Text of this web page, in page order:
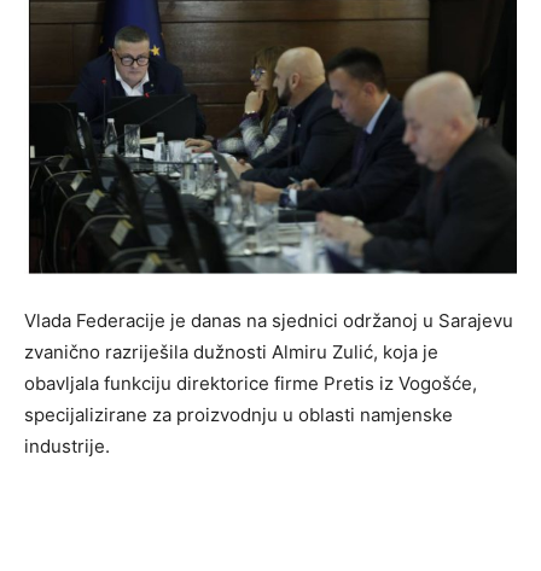
Vlada Federacije je danas na sjednici održanoj u Sarajevu
zvanično razriješila dužnosti Almiru Zulić, koja je
obavljala funkciju direktorice firme Pretis iz Vogošće,
specijalizirane za proizvodnju u oblasti namjenske
industrije.